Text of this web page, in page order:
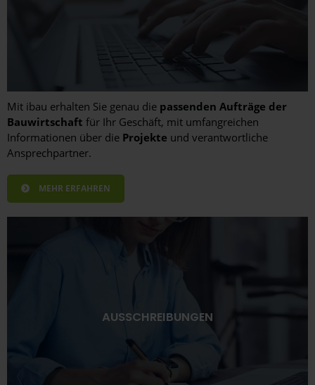
Mit ibau erhalten Sie genau die passenden Aufträge der
Bauwirtschaft für Ihr Geschäft, mit umfangreichen
Informationen über die Projekte und verantwortliche
Ansprechpartner.
MEHR ERFAHREN
AUSSCHREIBUNGEN